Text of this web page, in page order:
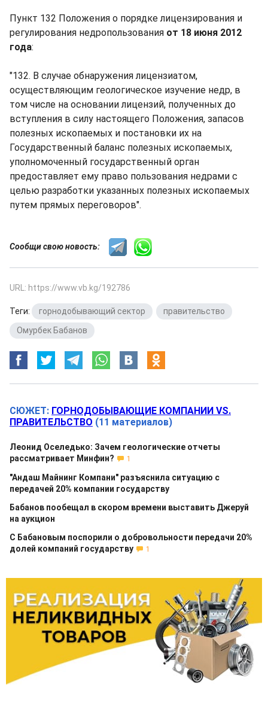
Пункт 132 Положения о порядке лицензирования и
регулирования недропользования от 18 июня 2012
года:
"132. В случае обнаружения лицензиатом,
осуществляющим геологическое изучение недр, в
том числе на основании лицензий, полученных до
вступления в силу настоящего Положения, запасов
полезных ископаемых и постановки их на
Государственный баланс полезных ископаемых,
уполномоченный государственный орган
предоставляет ему право пользования недрами с
целью разработки указанных полезных ископаемых
путем прямых переговоров".
Сообщи свою новость:
URL: https://www.vb.kg/192786
Теги: горнодобывающий сектор правительство
Омурбек Бабанов
СЮЖЕТ: ГОРНОДОБЫВАЮЩИЕ КОМПАНИИ VS.
ПРАВИТЕЛЬСТВО (11 материалов)
Леонид Оселедько: Зачем геологические отчеты
рассматривает Минфин?
1
"Андаш Майнинг Компани" разъяснила ситуацию с
передачей 20% компании государству
Бабанов пообещал в скором времени выставить Джеруй
на аукцион
С Бабановым поспорили о добровольности передачи 20%
долей компаний государству
1